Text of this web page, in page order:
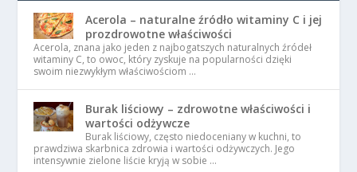
Acerola – naturalne źródło witaminy C i jej
prozdrowotne właściwości
Acerola, znana jako jeden z najbogatszych naturalnych źródeł
witaminy C, to owoc, który zyskuje na popularności dzięki
swoim niezwykłym właściwościom …
Burak liściowy – zdrowotne właściwości i
wartości odżywcze
Burak liściowy, często niedoceniany w kuchni, to
prawdziwa skarbnica zdrowia i wartości odżywczych. Jego
intensywnie zielone liście kryją w sobie …